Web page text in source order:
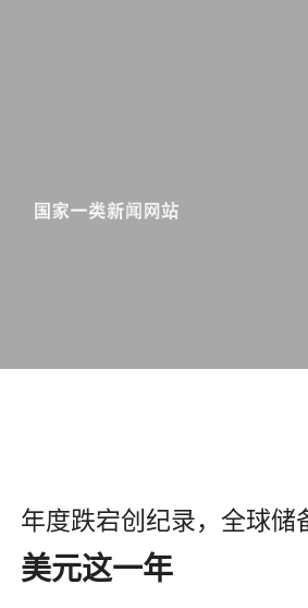
年度跌宕创纪录，全球
美元这一年